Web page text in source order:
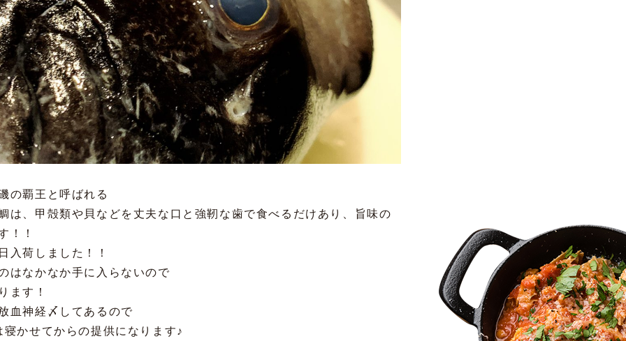
の覇王と呼ばれる
は、甲殻類や貝などを丈夫な口と強靭な歯で食べるだけあり、旨味の
！！
入荷しました！！
はなかなか手に入らないので
ます！
血神経〆してあるので
寝かせてからの提供になります♪